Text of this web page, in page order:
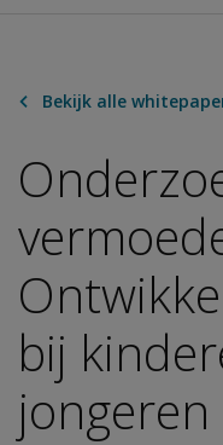
Clinical | NL
Bekijk alle
bij
jongeren